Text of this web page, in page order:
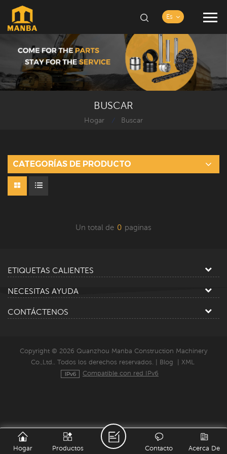
Es
BUSCAR
Hogar / Buscar
CATEGORÍAS DE PRODUCTO
Un total de 0 paginas
ETIQUETAS CALIENTES
NECESITAS AYUDA
CONTÁCTENOS
Copyright © 2026 Quanzhou Manba Construction Machinery
Co.,Ltd.. Todos los derechos reservados. |
Blog
XML
Compatible con red IPv6
Hogar Productos Acerca De
Contacto